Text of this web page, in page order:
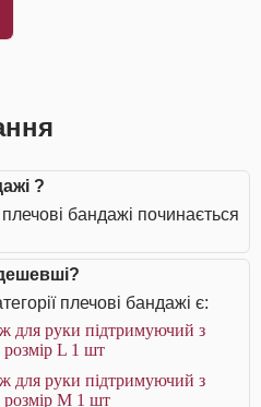
?
бандажі починається
плечові бандажі є:
для руки підтримуючий з
розмір L 1 шт
для руки підтримуючий з
розмір M 1 шт